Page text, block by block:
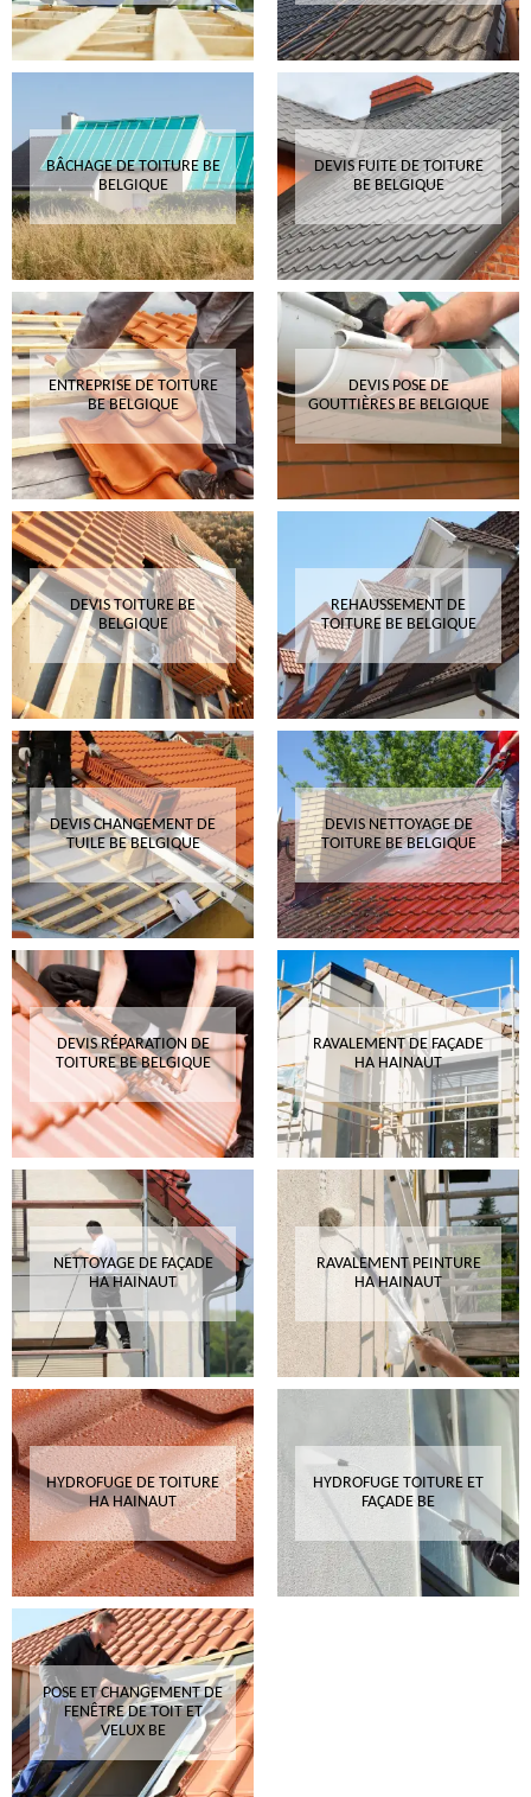
BÂCHAGE DE TOITURE BE
BELGIQUE
DEVIS FUITE DE TOITURE
BE BELGIQUE
ENTREPRISE DE TOITURE
BE BELGIQUE
DEVIS POSE DE
GOUTTIÈRES BE BELGIQUE
DEVIS TOITURE BE
BELGIQUE
REHAUSSEMENT DE
TOITURE BE BELGIQUE
DEVIS CHANGEMENT DE
TUILE BE BELGIQUE
DEVIS NETTOYAGE DE
TOITURE BE BELGIQUE
DEVIS RÉPARATION DE
TOITURE BE BELGIQUE
RAVALEMENT DE FAÇADE
HA HAINAUT
NETTOYAGE DE FAÇADE
HA HAINAUT
RAVALEMENT PEINTURE
HA HAINAUT
HYDROFUGE DE TOITURE
HA HAINAUT
HYDROFUGE TOITURE ET
FAÇADE BE
POSE ET CHANGEMENT DE
FENÊTRE DE TOIT ET
VELUX BE